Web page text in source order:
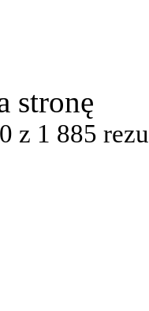
stronę
z 1 885